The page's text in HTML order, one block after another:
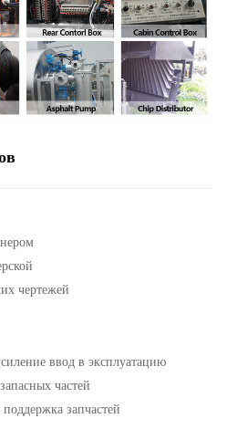
чертежей
ввод в эксплуатацию
частей
запчастей